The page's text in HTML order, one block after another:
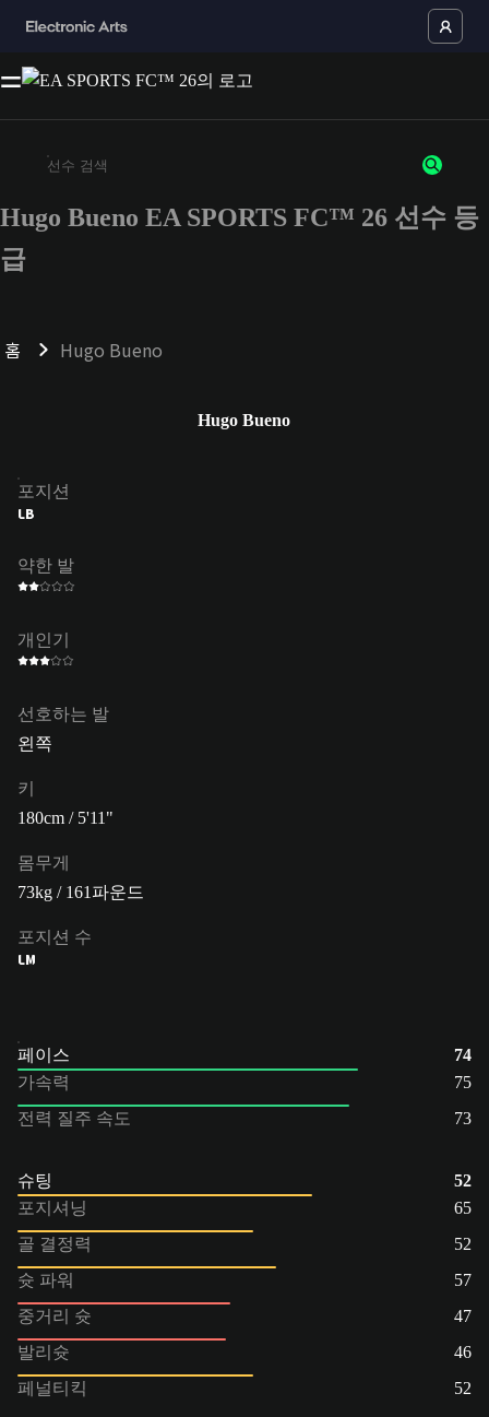
최소 3자 이상의 문자 또는 숫자를 입력하세요
Hugo Bueno EA SPORTS FC™ 26 선수 등
급
홈 Hugo Bueno
Hugo Bueno
포지션
LB
약한 발
개인기
선호하는 발
왼쪽
키
180cm / 5'11"
몸무게
73kg / 161파운드
포지션 수
LM
페이스
74
가속력
75
전력 질주 속도
73
슈팅
52
포지셔닝
65
골 결정력
52
슛 파워
57
중거리 슛
47
발리슛
46
페널티킥
52